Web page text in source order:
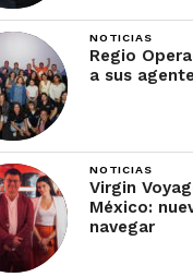
NOTICIAS
Regio
a sus
NOTICIAS
Virgin
México:
navegar